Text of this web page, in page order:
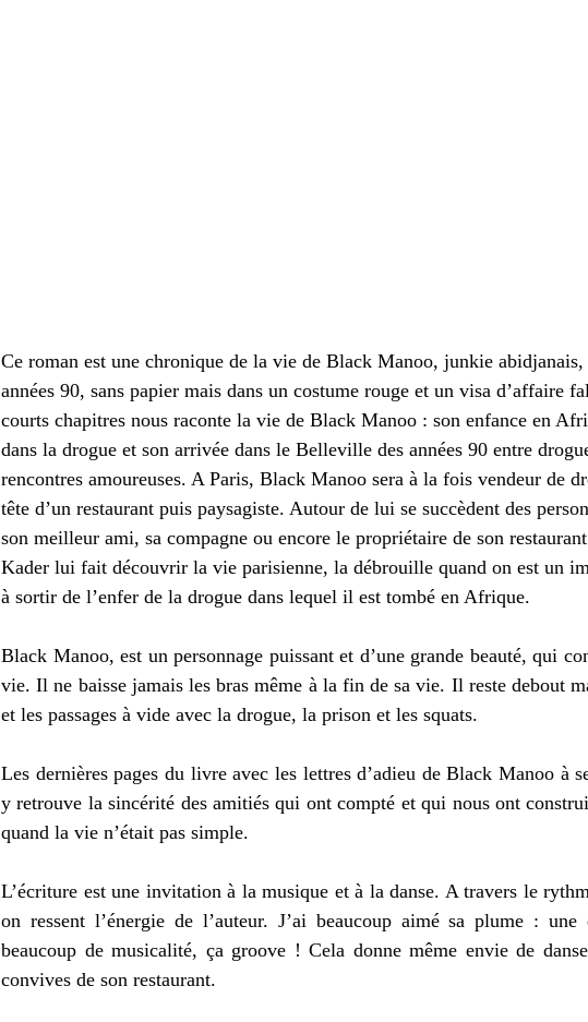
Ce roman est une chronique de la vie de Black Manoo, junkie
années 90, sans papier mais dans un costume rouge et un visa d’affaire
courts chapitres nous raconte la vie de Black Manoo : son enfance en
dans la drogue et son arrivée dans le Belleville des années 90 entre
rencontres amoureuses. A Paris, Black Manoo sera à la fois vendeur de
tête d’un restaurant puis paysagiste. Autour de lui se succèdent des
son meilleur ami, sa compagne ou encore le propriétaire de son
Kader lui fait découvrir la vie parisienne, la débrouille quand on est un
à sortir de l’enfer de la drogue dans lequel il est tombé en Afrique.
Black Manoo, est un personnage puissant et d’une grande beauté, qui
vie. Il ne baisse jamais les bras même à la fin de sa vie. Il reste debout
et les passages à vide avec la drogue, la prison et les squats.
Les dernières pages du livre avec les lettres d’adieu de Black Manoo à
y retrouve la sincérité des amitiés qui ont compté et qui nous ont
quand la vie n’était pas simple.
L’écriture est une invitation à la musique et à la danse. A travers le
on ressent l’énergie de l’auteur. J’ai beaucoup aimé sa plume :
beaucoup de musicalité, ça groove ! Cela donne même envie de
convives de son restaurant.